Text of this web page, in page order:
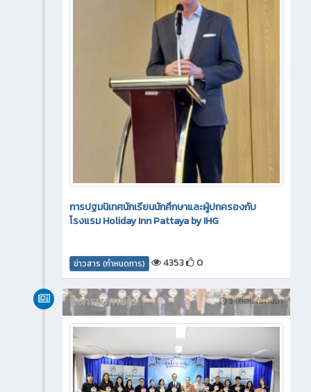
การปฐมนิเทศนักเรียนนักศึกษาและผู้ปกครองกับ
โรงแรม Holiday Inn Pattaya by IHG
ข่าวสาร (กำหนดการ) 4353 0
3 เดือน ที่ผ่านมา
กิจกรรมภายใน